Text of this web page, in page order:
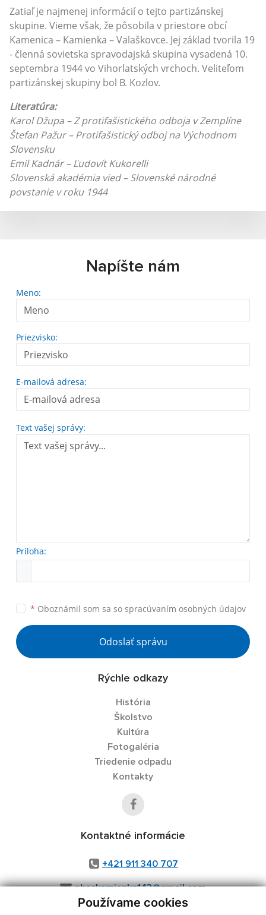
Používame cookies
Zatiaľ je najmenej informácií o tejto partizánskej
skupine. Vieme však, že pôsobila v priestore obcí
Kamenica – Kamienka – Valaškovce. Jej základ tvorila 19
- členná sovietska spravodajská skupina vysadená 10.
septembra 1944 vo Vihorlatských vrchoch. Veliteľom
partizánskej skupiny bol B. Kozlov.
Literatúra:
Karol Džupa – Z protifašistického odboja v Zemplíne
Štefan Pažur – Protifašistický odboj na Východnom
Slovensku
Emil Kadnár – Ľudovít Kukorelli
Slovenská akadémia vied – Slovenské národné
povstanie v roku 1944
Napíšte nám
Meno:
Priezvisko:
E-mailová adresa:
Text vašej správy:
Príloha:
* Oboznámil som sa so spracúvaním osobných údajov
Odoslať správu
Rýchle odkazy
História
Školstvo
Kultúra
Fotogaléria
Triedenie odpadu
Kontakty
Kontaktné informácie
+421 911 340 707
obeckamienka143@gmail.com